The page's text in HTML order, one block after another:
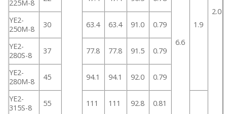
2.0
6.6
1.9
225M-8
YE2-
250M-8
30 63.4 63.4 91.0 0.79
YE2-
280S-8
37 77.8 77.8 91.5 0.79
YE2-
280M-8
45 94.1 94.1 92.0 0.79
YE2-
315S-8
55 111 111 92.8 0.81